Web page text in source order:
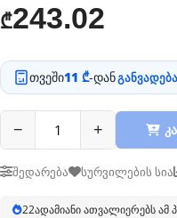
₾243.02
თვეში11 ₾-დანგანვადება
− +
შედარება სურვილების სია
21ადამიანი ათვალიერებს ამ